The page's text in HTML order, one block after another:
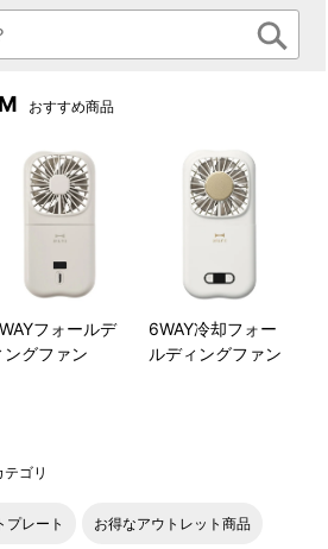
斜め掛け、肩掛け、お財布と
おすすめ商品
フォールデ
ングファン
6WAY冷却フォー
ルディングファン
テゴリ
プレート お得なアウトレット商品